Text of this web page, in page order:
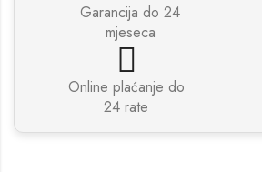
Garancija do 24
mjeseca
Online plaćanje do
24 rate